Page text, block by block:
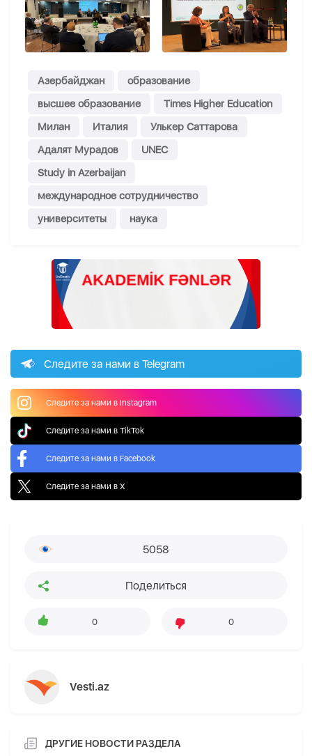
Азербайджан
образование
высшее образование
Times Higher Education
Милан
Италия
Улькер Саттарова
Адалят Мурадов
UNEC
Study in Azerbaijan
международное сотрудничество
университеты
наука
Следите за нами в Telegram
Следите за нами в Instagram
Следите за нами в TikTok
Следите за нами в Facebook
Следите за нами в X
5058
Поделиться
0 0
Vesti.az
ДРУГИЕ НОВОСТИ РАЗДЕЛА